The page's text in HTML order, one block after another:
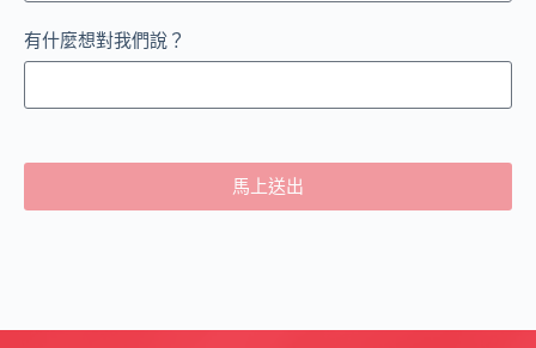
有什麼想對我們說？
馬上送出